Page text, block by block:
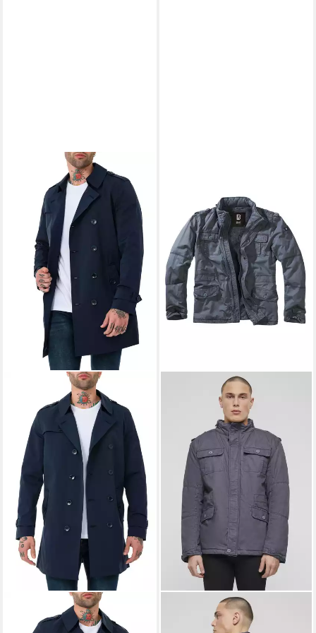
REDBRIDGETrenchcoat Red
Bridge Herren Mantel
Allwetterjacke
Brandit Herren Britannia